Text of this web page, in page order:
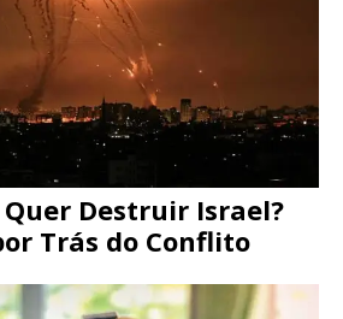
Destruir Israel?
Trás do Conflito